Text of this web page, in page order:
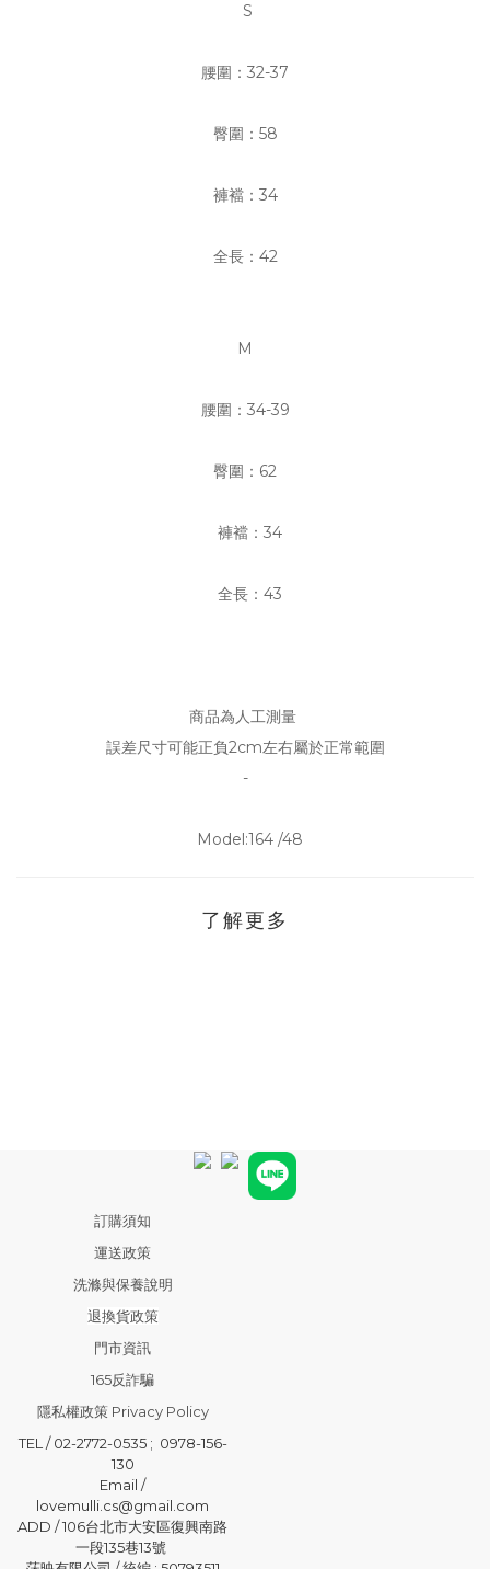
S
腰圍：32-37
臀圍：58
褲襠：34
全長：42
M
腰圍：34-39
臀圍：62
褲襠：34
全長：43
商品為人工測量
誤差尺寸可能正負2cm左右屬於正常範圍
-
Model:164 /48
了解更多
訂購須知
運送政策
洗滌與保養說明
退換貨政策
門市資訊
165反詐騙
隱私權政策 Privacy Policy
TEL / 02-2772-0535 ; 0978-156-
130
Email /
lovemulli.cs@gmail.com
ADD / 106台北市大安區復興南路
一段135巷13號